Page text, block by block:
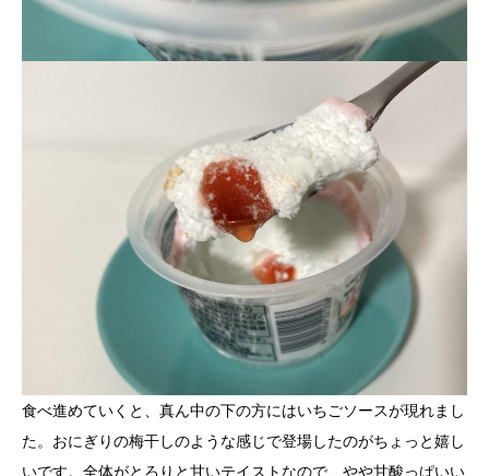
食べ進めていくと、真ん中の下の方にはいちごソースが現れまし
た。おにぎりの梅干しのような感じで登場したのがちょっと嬉し
いです。全体がとろりと甘いテイストなので、やや甘酸っぱいい